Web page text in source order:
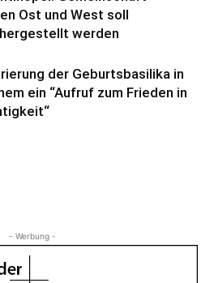
Ost und West soll
werden
der Geburtsbasilika in
ein “Aufruf zum Frieden in
- Werbung -